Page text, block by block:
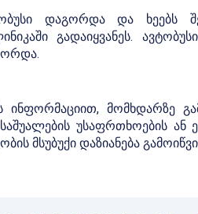
დაგორდა და ხეებს
გადაიყვანეს.
ინფორმაციით, მომხდარზე
უსაფრთხოების ან
მსუბუქი დაზიანება